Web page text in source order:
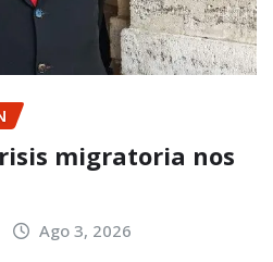
migratoria nos
Ago 3, 2026